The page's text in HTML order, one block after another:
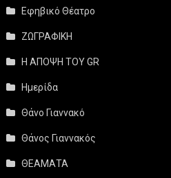
Εφηβικό Θέατρο
ΖΩΓΡΑΦΙΚΗ
Η ΑΠΟΨΗ ΤΟΥ GR
Ημερίδα
Θάνο Γιαννακό
Θάνος Γιαννακός
ΘΕΑΜΑΤΑ